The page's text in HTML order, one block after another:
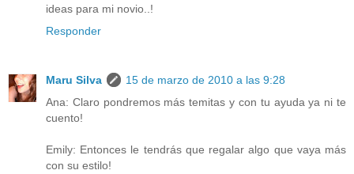
ideas para mi novio..!
Responder
Maru Silva
15 de marzo de 2010 a las 9:28
Ana: Claro pondremos más temitas y con tu ayuda ya ni te
cuento!
Emily: Entonces le tendrás que regalar algo que vaya más
con su estilo!